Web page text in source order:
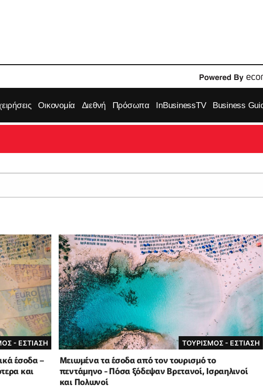
Οικονομία Διεθνή Πρόσωπα InBusinessTV Business
- ΕΣΤΙΑΣΗ
έσοδα –
και
ΤΟΥΡΙΣΜΟΣ - ΕΣΤΙΑΣΗ
Μειωμένα τα έσοδα από τον τουρισμό το
πεντάμηνο - Πόσα ξόδεψαν Βρετανοί, Ισραηλινοί
και Πολωνοί